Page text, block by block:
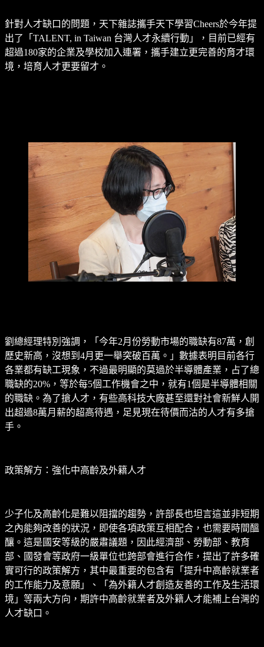
針對人才缺口的問題，天下雜誌攜手天下學習Cheers於今年提
出了「TALENT, in Taiwan 台灣人才永續行動」，目前已經有
超過180家的企業及學校加入連署，攜手建立更完善的育才環
境，培育人才更要留才。
劉總經理特別強調，「今年2月份勞動市場的職缺有87萬，創
歷史新高，沒想到4月更一舉突破百萬。」數據表明目前各行
各業都有缺工現象，不過最明顯的莫過於半導體產業，占了總
職缺的20%，等於每5個工作機會之中，就有1個是半導體相關
的職缺。為了搶人才，有些高科技大廠甚至還對社會新鮮人開
出超過8萬月薪的超高待遇，足見現在待價而沽的人才有多搶
手。
政策解方：強化中高齡及外籍人才
少子化及高齡化是難以阻擋的趨勢，許部長也坦言這並非短期
之內能夠改善的狀況，即使各項政策互相配合，也需要時間醞
釀。這是國安等級的嚴肅議題，因此經濟部、勞動部、教育
部、國發會等政府一級單位也跨部會進行合作，提出了許多確
實可行的政策解方，其中最重要的包含有「提升中高齡就業者
的工作能力及意願」、「為外籍人才創造友善的工作及生活環
境」等兩大方向，期許中高齡就業者及外籍人才能補上台灣的
人才缺口。